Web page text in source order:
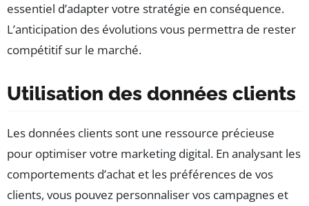
essentiel d’adapter votre stratégie en conséquence.
L’anticipation des évolutions vous permettra de rester
compétitif sur le marché.
Utilisation des données clients
Les données clients sont une ressource précieuse
pour optimiser votre marketing digital. En analysant les
comportements d’achat et les préférences de vos
clients, vous pouvez personnaliser vos campagnes et